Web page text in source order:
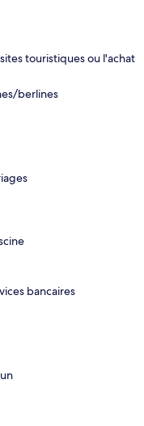
touristiques ou l'achat
berlines
bancaires